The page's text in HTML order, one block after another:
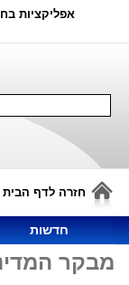
אפליקציות
חזרה לדף הבית
חדשות
מבקר